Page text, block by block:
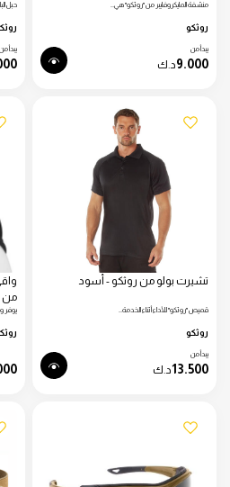
منشفة المايكروفايبر من "روثكو" هي…
روثكو
يبدأ من
9.000د.ك
حبل
يبدأ من
تشيرت بولو من روثكو - أسود
قميص "روثكو" للأداء أثناء الخدمة…
روثكو
يبدأ من
13.500د.ك
من
يوفر